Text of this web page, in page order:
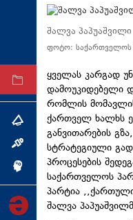
ტაბლოიდი
არქივი
თემა
ინტერვიუ
ინქვიზიცია
შალვა პაპუაშვილი
ფოტო: საქართველოს
ყველას კარგად
დამოუკიდებელი
რომლის
ქართველ ხალხს
განვითარების
სტრატეგიული
პროცესების
საქართველოს
პარტია
შალვა